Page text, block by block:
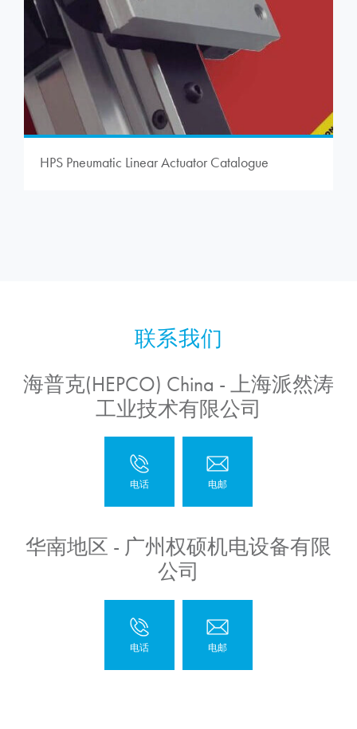
HPS Pneumatic Linear Actuator Catalogue
海普克(HEPCO) China - 上海派然涛
工业技术有限公司
华南地区 - 广州权硕机电设备有限
公司